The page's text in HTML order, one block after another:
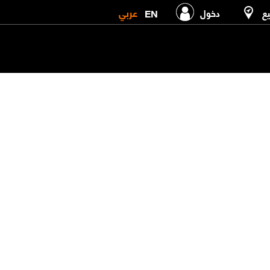
دخول EN عربي